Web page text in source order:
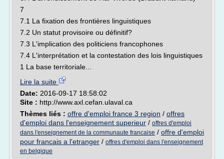
7
7.1 La fixation des frontières linguistiques
7.2 Un statut provisoire ou définitif?
7.3 L'implication des politiciens francophones
7.4 L'interprétation et la contestation des lois linguistiques
1 La base territoriale...
Lire la suite
Date: 2016-09-17 18:58:02
Site : http://www.axl.cefan.ulaval.ca
Thèmes liés : offre d'emploi france 3 region / offres
d'emploi dans l'enseignement superieur / offres d'emploi
dans l'enseignement de la communaute francaise / offre d'emploi
pour francais a l'etranger / offres d'emploi dans l'enseignement
en belgique